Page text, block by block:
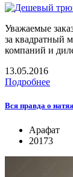
Уважаемые
за квадратный
компаний и
13.05.2016
Подробнее
Вся правда о
Арафат
20173